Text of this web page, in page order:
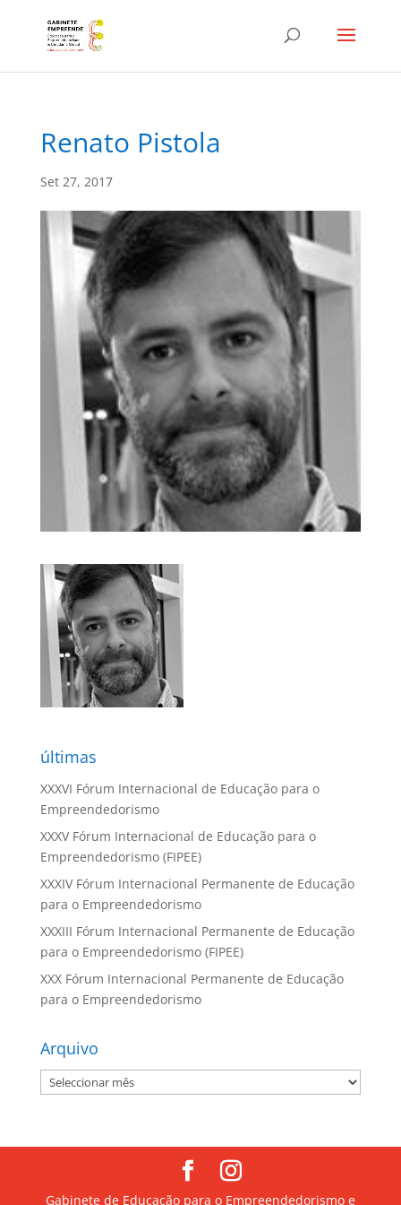
Renato Pistola
Set 27, 2017
últimas
XXXVI Fórum Internacional de Educação para o
Empreendedorismo
XXXV Fórum Internacional de Educação para o
Empreendedorismo (FIPEE)
XXXIV Fórum Internacional Permanente de Educação
para o Empreendedorismo
XXXIII Fórum Internacional Permanente de Educação
para o Empreendedorismo (FIPEE)
XXX Fórum Internacional Permanente de Educação
para o Empreendedorismo
Arquivo
Arquivo
Gabinete de Educação para o Empreendedorismo e